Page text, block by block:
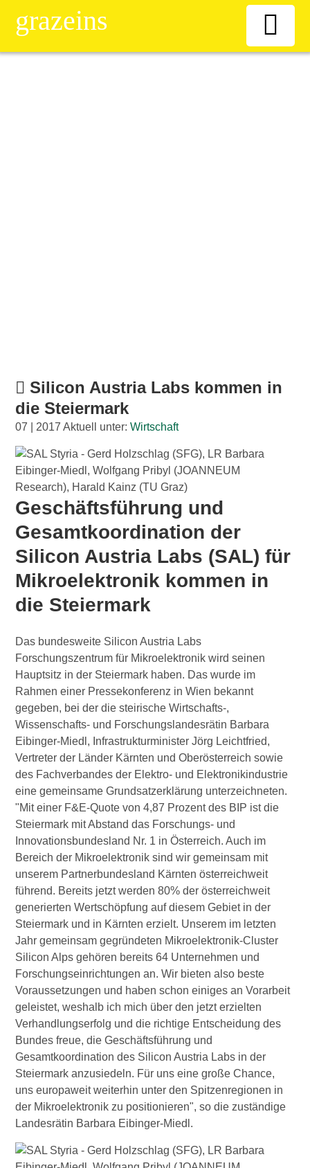
grazeins
Mitglied werden
Tipps
Gassenschaun
Gassenschaun 2019
Silicon Austria Labs kommen in
die Steiermark
07 | 2017 Aktuell unter:Wirtschaft
Geschäftsführung und
Gesamtkoordination der
Silicon Austria Labs (SAL) für
Mikroelektronik kommen in
die Steiermark
Das bundesweite Silicon Austria Labs
Forschungszentrum für Mikroelektronik wird seinen
Hauptsitz in der Steiermark haben. Das wurde im
Rahmen einer Pressekonferenz in Wien bekannt
gegeben, bei der die steirische Wirtschafts-,
Wissenschafts- und Forschungslandesrätin Barbara
Eibinger-Miedl, Infrastrukturminister Jörg Leichtfried,
Vertreter der Länder Kärnten und Oberösterreich sowie
des Fachverbandes der Elektro- und Elektronikindustrie
eine gemeinsame Grundsatzerklärung unterzeichneten.
"Mit einer F&E-Quote von 4,87 Prozent des BIP ist die
Steiermark mit Abstand das Forschungs- und
Innovationsbundesland Nr. 1 in Österreich. Auch im
Bereich der Mikroelektronik sind wir gemeinsam mit
unserem Partnerbundesland Kärnten österreichweit
führend. Bereits jetzt werden 80% der österreichweit
generierten Wertschöpfung auf diesem Gebiet in der
Steiermark und in Kärnten erzielt. Unserem im letzten
Jahr gemeinsam gegründeten Mikroelektronik-Cluster
Silicon Alps gehören bereits 64 Unternehmen und
Forschungseinrichtungen an. Wir bieten also beste
Voraussetzungen und haben schon einiges an Vorarbeit
geleistet, weshalb ich mich über den jetzt erzielten
Verhandlungserfolg und die richtige Entscheidung des
Bundes freue, die Geschäftsführung und
Gesamtkoordination des Silicon Austria Labs in der
Steiermark anzusiedeln. Für uns eine große Chance,
uns europaweit weiterhin unter den Spitzenregionen in
der Mikroelektronik zu positionieren", so die zuständige
Landesrätin Barbara Eibinger-Miedl.